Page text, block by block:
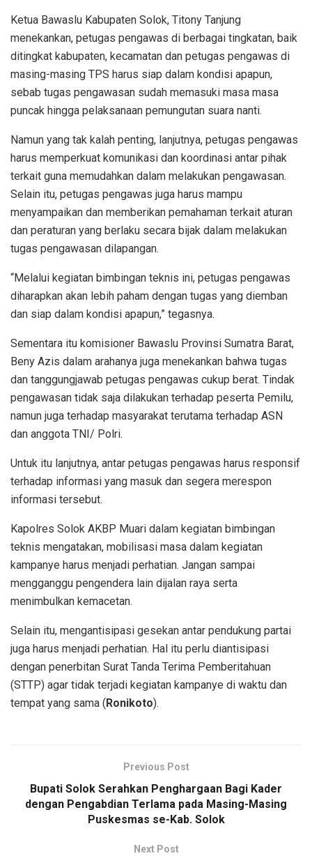
Ketua Bawaslu Kabupaten Solok, Titony Tanjung
menekankan, petugas pengawas di berbagai tingkatan, baik
ditingkat kabupaten, kecamatan dan petugas pengawas di
masing-masing TPS harus siap dalam kondisi apapun,
sebab tugas pengawasan sudah memasuki masa masa
puncak hingga pelaksanaan pemungutan suara nanti.
Namun yang tak kalah penting, lanjutnya, petugas pengawas
harus memperkuat komunikasi dan koordinasi antar pihak
terkait guna memudahkan dalam melakukan pengawasan.
Selain itu, petugas pengawas juga harus mampu
menyampaikan dan memberikan pemahaman terkait aturan
dan peraturan yang berlaku secara bijak dalam melakukan
tugas pengawasan dilapangan.
“Melalui kegiatan bimbingan teknis ini, petugas pengawas
diharapkan akan lebih paham dengan tugas yang diemban
dan siap dalam kondisi apapun,” tegasnya.
Sementara itu komisioner Bawaslu Provinsi Sumatra Barat,
Beny Azis dalam arahanya juga menekankan bahwa tugas
dan tanggungjawab petugas pengawas cukup berat. Tindak
pengawasan tidak saja dilakukan terhadap peserta Pemilu,
namun juga terhadap masyarakat terutama terhadap ASN
dan anggota TNI/ Polri.
Untuk itu lanjutnya, antar petugas pengawas harus responsif
terhadap informasi yang masuk dan segera merespon
informasi tersebut.
Kapolres Solok AKBP Muari dalam kegiatan bimbingan
teknis mengatakan, mobilisasi masa dalam kegiatan
kampanye harus menjadi perhatian. Jangan sampai
mengganggu pengendera lain dijalan raya serta
menimbulkan kemacetan.
Selain itu, mengantisipasi gesekan antar pendukung partai
juga harus menjadi perhatian. Hal itu perlu diantisipasi
dengan penerbitan Surat Tanda Terima Pemberitahuan
(STTP) agar tidak terjadi kegiatan kampanye di waktu dan
tempat yang sama (Ronikoto).
Previous Post
Bupati Solok Serahkan Penghargaan Bagi Kader
dengan Pengabdian Terlama pada Masing-Masing
Puskesmas se-Kab. Solok
Next Post